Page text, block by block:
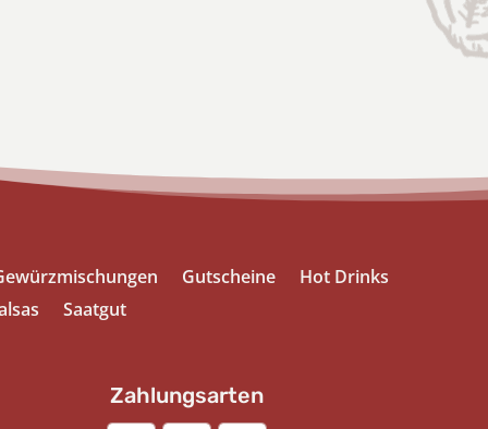
Gutscheine
Hot Drinks
Saatgut
Zahlungsarten